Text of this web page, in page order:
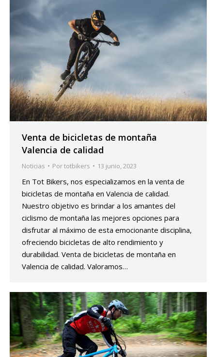
Venta de bicicletas de montaña
Valencia de calidad
Noticias Portotbikers 13 junio, 2023
En Tot Bikers, nos especializamos en la venta de
bicicletas de montaña en Valencia de calidad.
Nuestro objetivo es brindar a los amantes del
ciclismo de montaña las mejores opciones para
disfrutar al máximo de esta emocionante disciplina,
ofreciendo bicicletas de alto rendimiento y
durabilidad. Venta de bicicletas de montaña en
Valencia de calidad. Valoramos…